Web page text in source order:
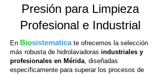
Presión para Limpieza
Profesional e Industrial
En Biosistematica te ofrecemos la selección
más robusta de hidrolavadoras industriales y
profesionales en Mérida, diseñadas
específicamente para superar los procesos de